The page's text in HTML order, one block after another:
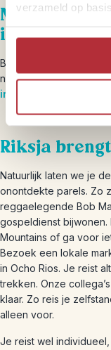
verzameld op
Meer
inspiratie
Benieuwd naar onze
nieuwtjes over
inspiratiepagina
Riksja
Natuurlijk laten we je
onontdekte parels. Zo
reggaelegende Bob
gospeldienst
Mountains of ga voor
Bezoek een lokale
in Ocho Rios. Je reist
trekken. Onze
klaar. Zo reis je
alleen voor.
Je reist wel